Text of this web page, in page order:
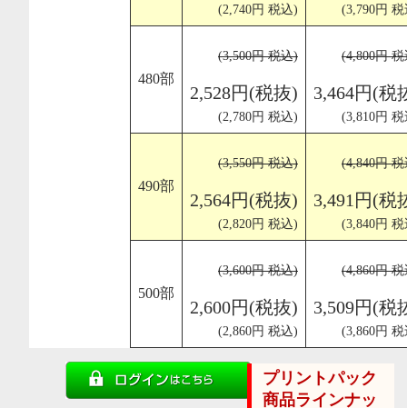
(2,740円 税込) (3,790円
480部
(3,500円 税込)
2,528円(税抜)
(2,780円 税込)
(4,800円
3,464円(税
(3,810円
490部
(3,550円 税込)
2,564円(税抜)
(2,820円 税込)
(4,840円
3,491円(税
(3,840円
500部
(3,600円 税込)
2,600円(税抜)
(2,860円 税込)
(4,860円
3,509円(税
(3,860円
プリントパック
商品ラインナッ